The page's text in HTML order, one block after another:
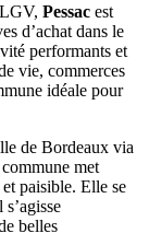
Pessac est
d’achat dans le
performants et
vie, commerces
idéale pour
de Bordeaux via
met
paisible. Elle se
belles